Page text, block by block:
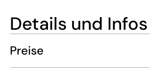
Details und Infos
Preise